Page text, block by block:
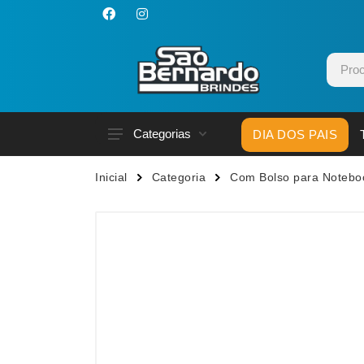
Categorias
Acessórios p/ Celular
Canecas
DIA DOS PAIS
Inicial Categoria Com Bolso para